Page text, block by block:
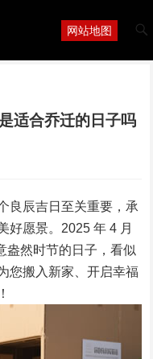
网站地图
适合乔迁的日子吗
良辰吉日至关重要，承
好愿景。2025 年 4 月
盎然时节的日子，看似
您搬入新家、开启幸福